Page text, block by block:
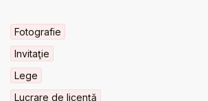
Fotografie
Invitaţie
Lege
Lucrare de licență